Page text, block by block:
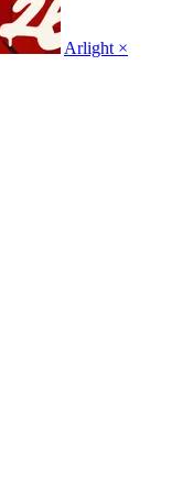
Arlight ×